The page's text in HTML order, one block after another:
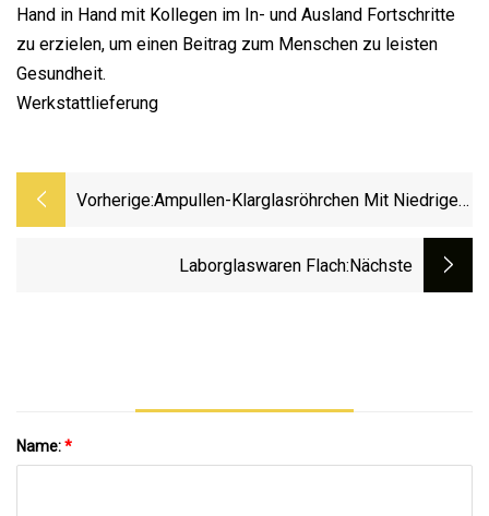
Hand in Hand mit Kollegen im In- und Ausland Fortschritte
zu erzielen, um einen Beitrag zum Menschen zu leisten
Gesundheit.
Werkstattlieferung
Vorherige:Ampullen-Klarglasröhrchen Mit Niedrigem
Laborglaswaren Flach:nächste
Name:*